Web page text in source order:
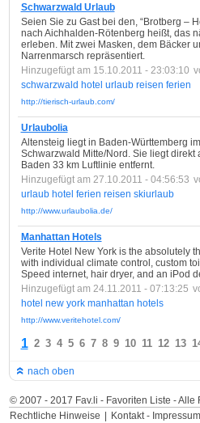
Schwarzwald Urlaub
Seien Sie zu Gast bei den, “Brotberg –
nach Aichhalden-Rötenberg heißt, das
erleben. Mit zwei Masken, dem Bäcker
Narrenmarsch repräsentiert.
Hinzugefügt am 15.10.2011 - 23:03:10
schwarzwald hotel urlaub reisen ferien
http://tierisch-urlaub.com/
Urlaubolia
Altensteig liegt in Baden-Württemberg
Schwarzwald Mitte/Nord. Sie liegt
Baden 33 km Luftlinie entfernt.
Hinzugefügt am 27.10.2011 - 04:56:53
urlaub hotel ferien reisen skiurlaub
http://www.urlaubolia.de/
Manhattan Hotels
Verite Hotel New York is the absolutely
with individual climate control, custom
Speed internet, hair dryer, and an iPod
Hinzugefügt am 24.11.2011 - 07:13:25
hotel new york manhattan hotels
http://www.veritehotel.com/
1 2 3 4 5 6 7 8 9 10 11 12 13
nach oben
© 2007 - 2017 Fav.li - Favoriten Liste - Alle
Rechtliche Hinweise
Kontakt - Impressum